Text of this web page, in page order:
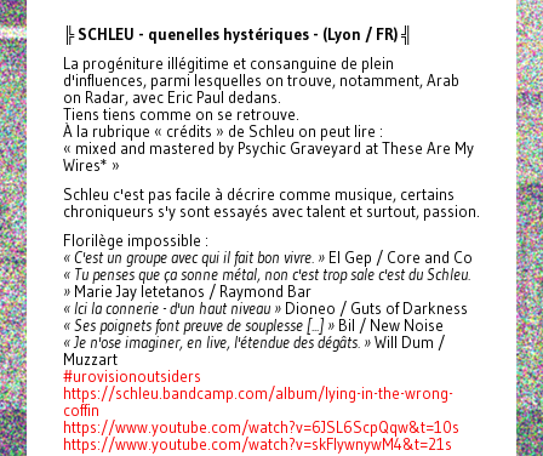
╠ SCHLEU - quenelles hystériques - (Lyon / FR) ╣
La progéniture illégitime et consanguine de plein
d'influences, parmi lesquelles on trouve, notamment, Arab
on Radar, avec Eric Paul dedans.
Tiens tiens comme on se retrouve.
À la rubrique « crédits » de Schleu on peut lire :
« mixed and mastered by Psychic Graveyard at These Are My
Wires* »
Schleu c'est pas facile à décrire comme musique, certains
chroniqueurs s'y sont essayés avec talent et surtout, passion.
Florilège impossible :
« C'est un groupe avec qui il fait bon vivre. »El Gep / Core and Co
« Tu penses que ça sonne métal, non c'est trop sale c'est du Schleu.
»Marie Jay letetanos / Raymond Bar
« Ici la connerie - d'un haut niveau »Dioneo / Guts of Darkness
« Ses poignets font preuve de souplesse [...] »Bil / New Noise
« Je n'ose imaginer, en live, l'étendue des dégâts. »Will Dum /
Muzzart
#urovisionoutsiders
https://schleu.bandcamp.com/album/lying-in-the-wrong-
coffin
https://www.youtube.com/watch?v=6JSL6ScpQqw&t=10s
https://www.youtube.com/watch?v=skFlywnywM4&t=21s